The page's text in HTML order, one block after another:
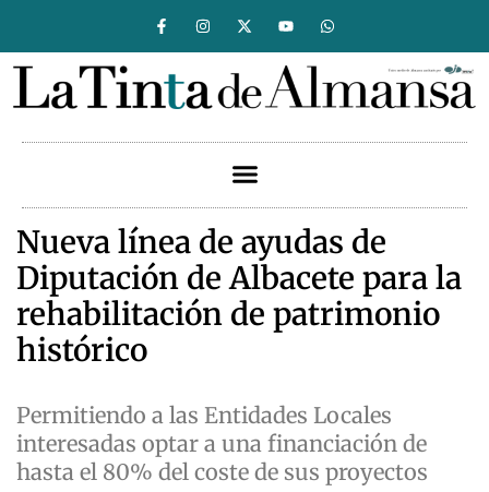
Nueva línea de ayudas de
Diputación de Albacete para la
rehabilitación de patrimonio
histórico
Permitiendo a las Entidades Locales
interesadas optar a una financiación de
hasta el 80% del coste de sus proyectos